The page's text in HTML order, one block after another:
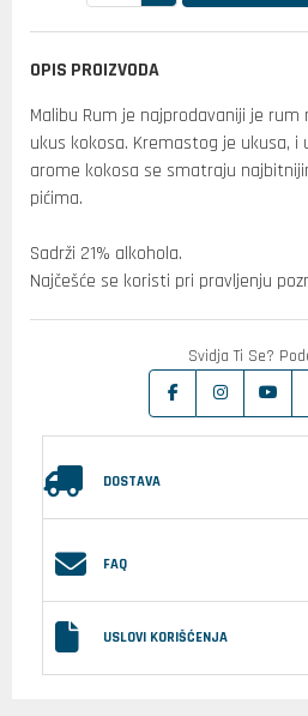
OPIS PROIZVODA
Malibu Rum je najprodavaniji je
ukus kokosa. Kremastog je ukusa, i
arome kokosa se smatraju
pićima.
Sadrži 21% alkohola.
Najčešće se koristi pri pravljenju
Svidja Ti Se?
DOSTAVA
FAQ
USLOVI KORIŠĆENJA